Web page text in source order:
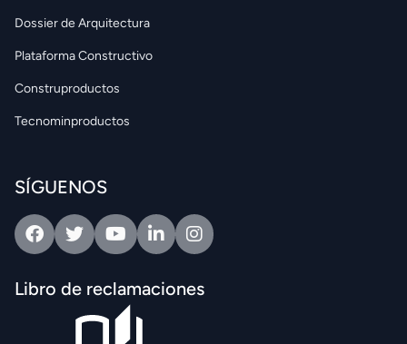
Dossier de Arquitectura
Plataforma Constructivo
Construproductos
Tecnominproductos
SÍGUENOS
FacebookTwitterYoutubeLinkedinIntagram
Libro de reclamaciones